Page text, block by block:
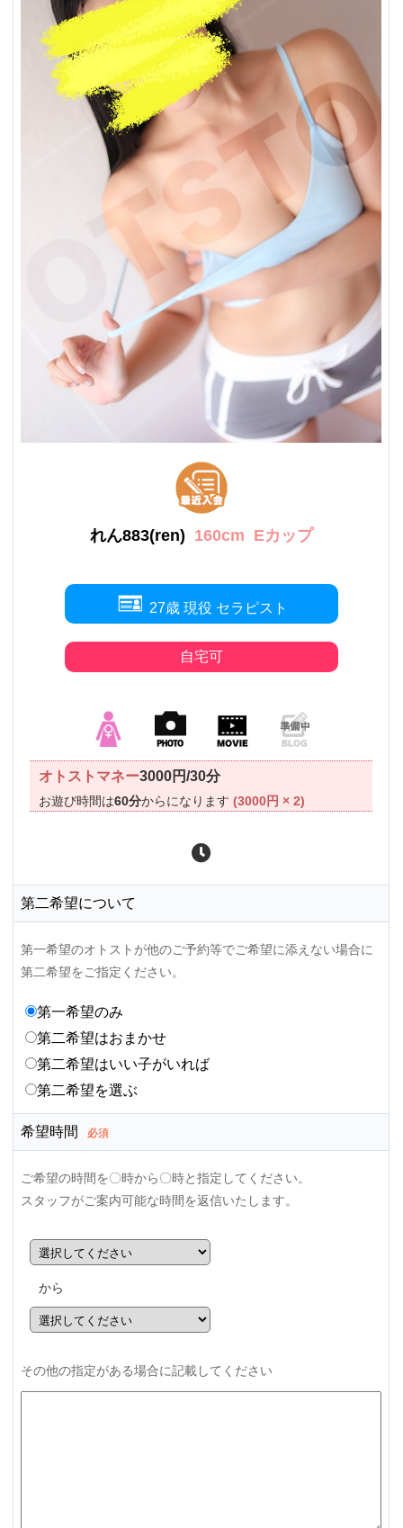
れん883(ren) 160cm Eカップ
27歳 現役 セラピスト
自宅可
オトストマネー3000円/30分
お遊び時間は60分からになります(3000円 × 2)
第二希望について
第一希望のオトストが他のご予約等でご希望に添えない場合に
第二希望をご指定ください。
第一希望のみ
第二希望はおまかせ
第二希望はいい子がいれば
第二希望を選ぶ
希望時間 必須
ご希望の時間を〇時から〇時と指定してください。
スタッフがご案内可能な時間を返信いたします。
から
その他の指定がある場合に記載してください